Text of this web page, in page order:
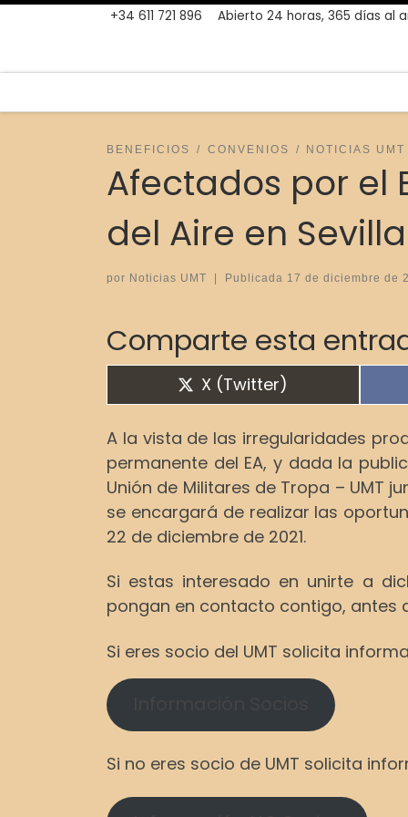
+34 611 721 896 Abierto 24 horas, 365 días al
BENEFICIOS CONVENIOS NOTICIAS UMT
Afectados por el
del Aire en Sevilla
por Noticias UMT Publicada 17 de diciembre de
Comparte esta
Compartir en
X (Twitter)
A la vista de las irregularidades
permanente del EA, y dada la
Unión de Militares de Tropa – UMT
se encargará de realizar las
22 de diciembre de 2021.
Si estas interesado en unirte a
pongan en contacto contigo, antes
Si eres socio del UMT solicita
Si no eres socio de UMT solicita